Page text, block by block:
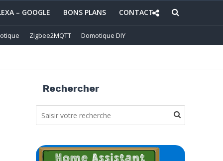
– GOOGLE BONS PLANS CONTACT
Zigbee2MQTT Domotique DIY
Rechercher